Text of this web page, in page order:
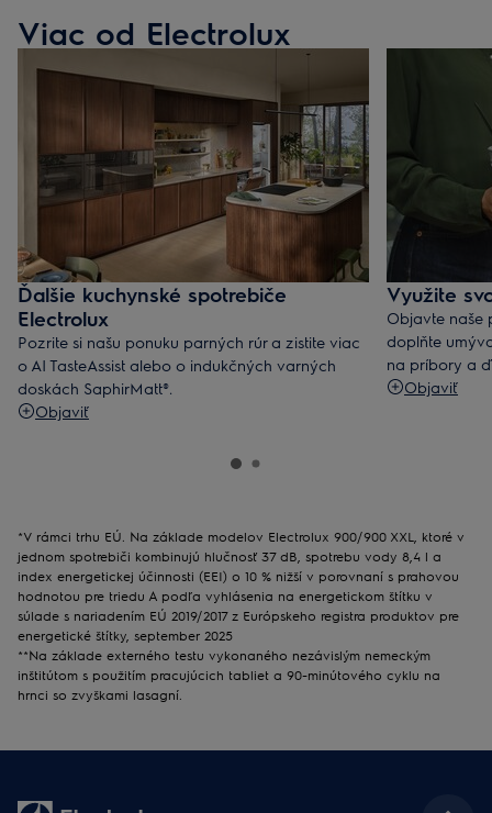
Viac od Electrolux
Ďalšie kuchynské spotrebiče
Electrolux
Pozrite si našu ponuku parných rúr a zistite viac
o AI TasteAssist alebo o indukčných varných
doskách SaphirMatt®.
Objaviť
Využite
Objavte naše
doplňte
na príbory a
Objaviť
*V rámci trhu EÚ. Na základe modelov Electrolux 900/900 XXL, ktoré v
jednom spotrebiči kombinujú hlučnosť 37 dB, spotrebu vody 8,4 l a
index energetickej účinnosti (EEI) o 10 % nižší v porovnaní s prahovou
hodnotou pre triedu A podľa vyhlásenia na energetickom štítku v
súlade s nariadením EÚ 2019/2017 z Európskeho registra produktov pre
energetické štítky, september 2025
**Na základe externého testu vykonaného nezávislým nemeckým
inštitútom s použitím pracujúcich tabliet a 90-minútového cyklu na
hrnci so zvyškami lasagní.